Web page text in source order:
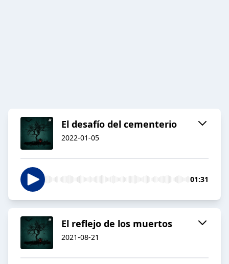
El desafío del cementerio
2022-01-05
01:31
El reflejo de los muertos
2021-08-21